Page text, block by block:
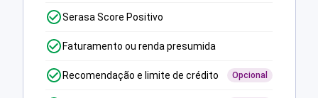
Serasa Score Positivo
Faturamento ou renda presumida
Recomendação e limite de crédito Opcional